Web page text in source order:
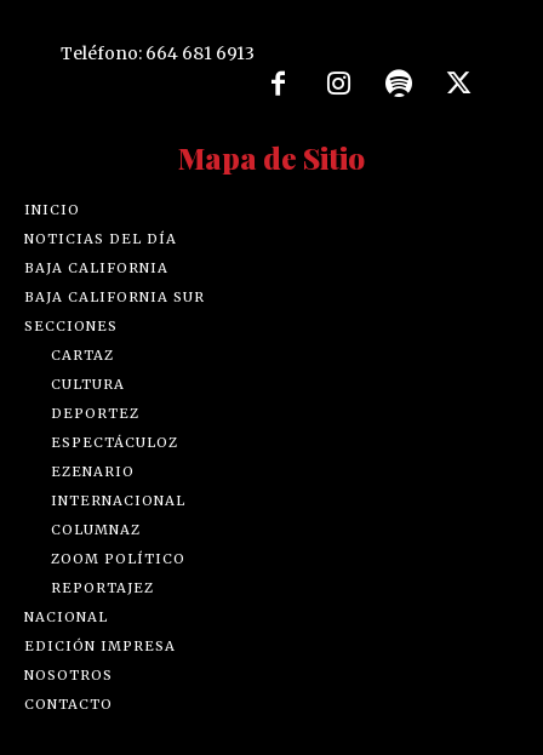
Teléfono: 664 681 6913
Mapa de Sitio
INICIO
NOTICIAS DEL DÍA
BAJA CALIFORNIA
BAJA CALIFORNIA SUR
SECCIONES
CARTAZ
CULTURA
DEPORTEZ
ESPECTÁCULOZ
EZENARIO
INTERNACIONAL
COLUMNAZ
ZOOM POLÍTICO
REPORTAJEZ
NACIONAL
EDICIÓN IMPRESA
NOSOTROS
CONTACTO